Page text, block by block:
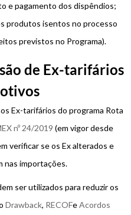
e pagamento dos dispêndios;
produtos isentos no processo
previstos no Programa).
de Ex-tarifários
Ex-tarifários do programa Rota
nº 24/2019 (em vigor desde
verificar se os Ex alterados e
nas importações.
ser utilizados para reduzir os
Drawback, RECOFeAcordos